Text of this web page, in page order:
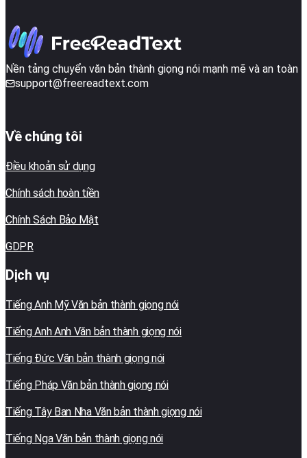
Nền tảng chuyển văn bản thành giọng nói mạnh mẽ và an toàn
support@freereadtext.com
Về chúng tôi
Điều khoản sử dụng
Chính sách hoàn tiền
Chính Sách Bảo Mật
GDPR
Dịch vụ
Tiếng Anh Mỹ Văn bản thành giọng nói
Tiếng Anh Anh Văn bản thành giọng nói
Tiếng Đức Văn bản thành giọng nói
Tiếng Pháp Văn bản thành giọng nói
Tiếng Tây Ban Nha Văn bản thành giọng nói
Tiếng Nga Văn bản thành giọng nói